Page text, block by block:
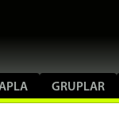
GRUPLAR